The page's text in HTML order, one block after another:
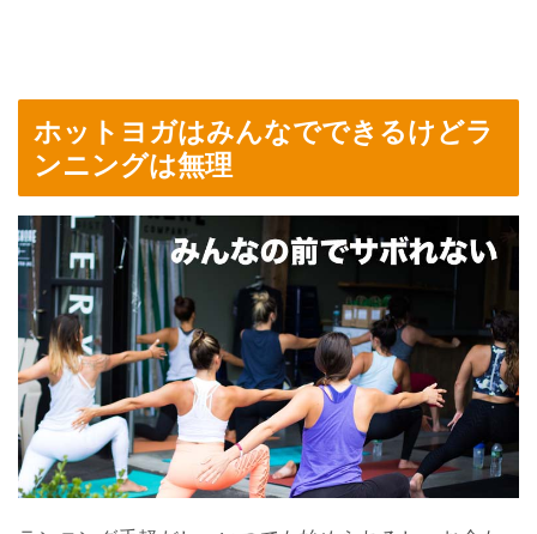
ホットヨガはみんなでできるけどラ
ンニングは無理